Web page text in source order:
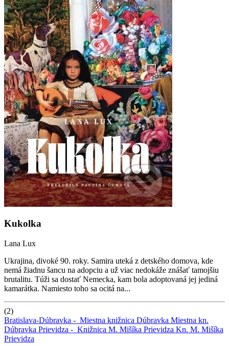
Kukolka
Lana Lux
Ukrajina, divoké 90. roky. Samira uteká z detského domova, kde
nemá žiadnu šancu na adopciu a už viac nedokáže znášať tamojšiu
brutalitu. Túži sa dostať Nemecka, kam bola adoptovaná jej jediná
kamarátka. Namiesto toho sa ocitá na...
(2)
Bratislava-Dúbravka - Miestna knižnica Dúbravka Miestna kn.
Dúbravka Prievidza - Knižnica M. Mišíka Prievidza Kn. M. Mišíka
Prievidza